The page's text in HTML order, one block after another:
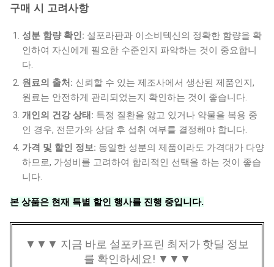
구매 시 고려사항
성분 함량 확인: 설포라판과 이소비텍신의 정확한 함량을 확
인하여 자신에게 필요한 수준인지 파악하는 것이 중요합니
다.
원료의 출처: 신뢰할 수 있는 제조사에서 생산된 제품인지,
원료는 안전하게 관리되었는지 확인하는 것이 좋습니다.
개인의 건강 상태: 특정 질환을 앓고 있거나 약물을 복용 중
인 경우, 전문가와 상담 후 섭취 여부를 결정해야 합니다.
가격 및 할인 정보: 동일한 성분의 제품이라도 가격대가 다양
하므로, 가성비를 고려하여 합리적인 선택을 하는 것이 좋습
니다.
본 상품은 현재 특별 할인 행사를 진행 중입니다.
▼▼▼ 지금 바로 설포카프린 최저가 핫딜 정보
를 확인하세요! ▼▼▼